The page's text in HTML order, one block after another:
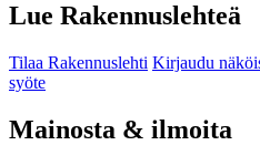
Lue Rakennuslehteä
Tilaa Rakennuslehti Kirjaudu
syöte
Mainosta & ilmoita